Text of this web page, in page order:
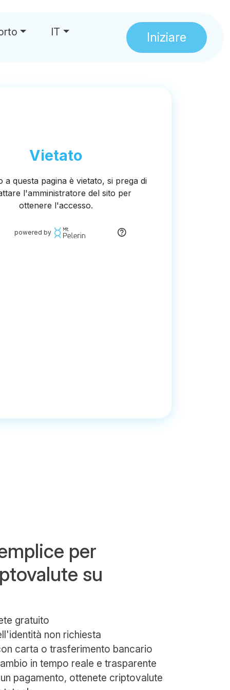
IT Iniziare
per
su
gratuito
non richiesta
carta o trasferimento bancario
in tempo reale e trasparente
pagamento, ottenete criptovalute